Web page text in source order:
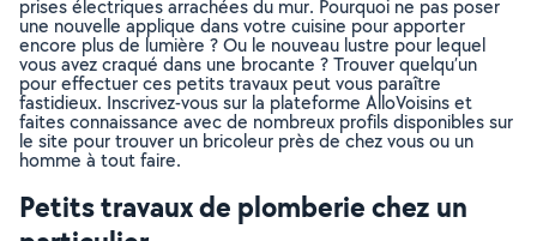
prises électriques arrachées du mur. Pourquoi ne pas poser
une nouvelle applique dans votre cuisine pour apporter
encore plus de lumière ? Ou le nouveau lustre pour lequel
vous avez craqué dans une brocante ? Trouver quelqu’un
pour effectuer ces petits travaux peut vous paraître
fastidieux. Inscrivez-vous sur la plateforme AlloVoisins et
faites connaissance avec de nombreux profils disponibles sur
le site pour trouver un bricoleur près de chez vous ou un
homme à tout faire.
Petits travaux de plomberie chez un